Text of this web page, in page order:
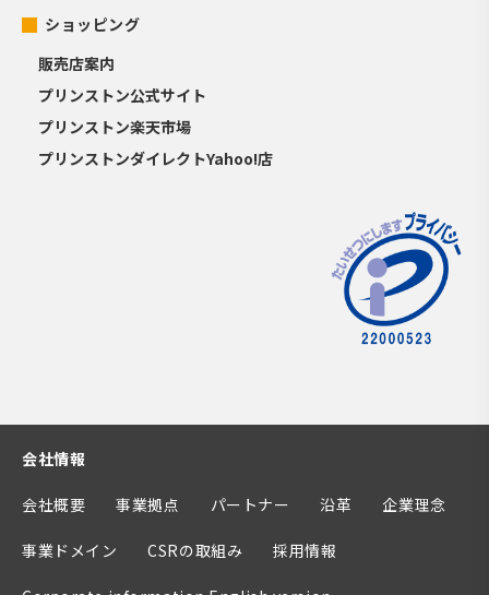
ショッピング
販売店案内
プリンストン公式サイト
プリンストン楽天市場
プリンストンダイレクトYahoo!店
会社情報
会社概要 事業拠点 パートナー 沿革 企業理念
事業ドメイン CSRの取組み 採用情報